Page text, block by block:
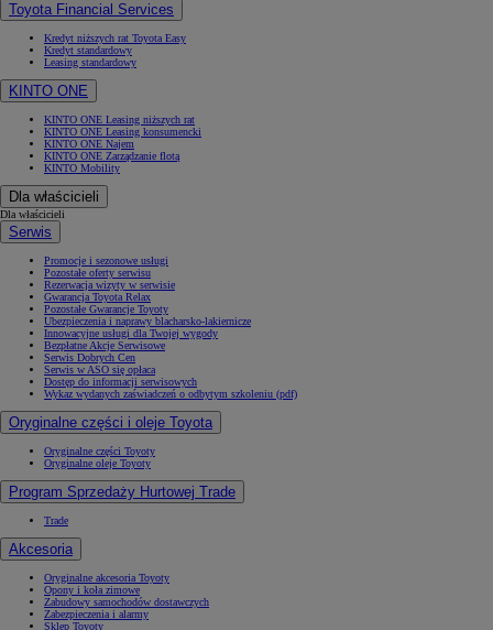
Toyota Financial Services
Kredyt niższych rat Toyota Easy
Kredyt standardowy
Leasing standardowy
KINTO ONE
KINTO ONE Leasing niższych rat
KINTO ONE Leasing konsumencki
KINTO ONE Najem
KINTO ONE Zarządzanie flotą
KINTO Mobility
Dla właścicieli
Dla właścicieli
Serwis
Promocje i sezonowe usługi
Pozostałe oferty serwisu
Rezerwacja wizyty w serwisie
Gwarancja Toyota Relax
Pozostałe Gwarancje Toyoty
Ubezpieczenia i naprawy blacharsko-lakiernicze
Innowacyjne usługi dla Twojej wygody
Bezpłatne Akcje Serwisowe
Serwis Dobrych Cen
Serwis w ASO się opłaca
Dostęp do informacji serwisowych
Wykaz wydanych zaświadczeń o odbytym szkoleniu (pdf)
Oryginalne części i oleje Toyota
Oryginalne części Toyoty
Oryginalne oleje Toyoty
Program Sprzedaży Hurtowej Trade
Trade
Akcesoria
Oryginalne akcesoria Toyoty
Opony i koła zimowe
Zabudowy samochodów dostawczych
Zabezpieczenia i alarmy
Sklep Toyoty